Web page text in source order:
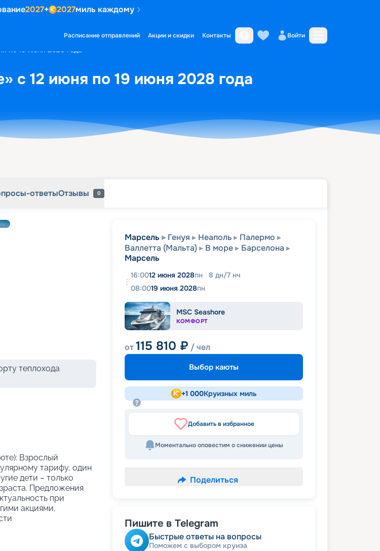
2027+ 2027миль каждому
Расписание отправлений Акции и скидки Контакты Войти
по 19 июня 2028 года
с 12 июня по 19 июня 2028 года
ответыОтзывы 0
теплохода
Взрослый
тарифу, один
дети – только
Предложения
при
акциями,
Марсель Генуя Неаполь
Палермо
Валлетта (Мальта)
В море
Барселона
Марсель
16:0012 июня 2028пн 8 дн/7 нч
08:0019 июня 2028пн
MSC Seashore
КОМФОРТ
от115 810 ₽ / чел
Выбор каюты
+1 000Круизных миль
Добавить в избранное
Моментально оповестим о снижении цены
Поделиться
Пишите в Telegram
Быстрые ответы на вопросы
Поможем с выбором круиза